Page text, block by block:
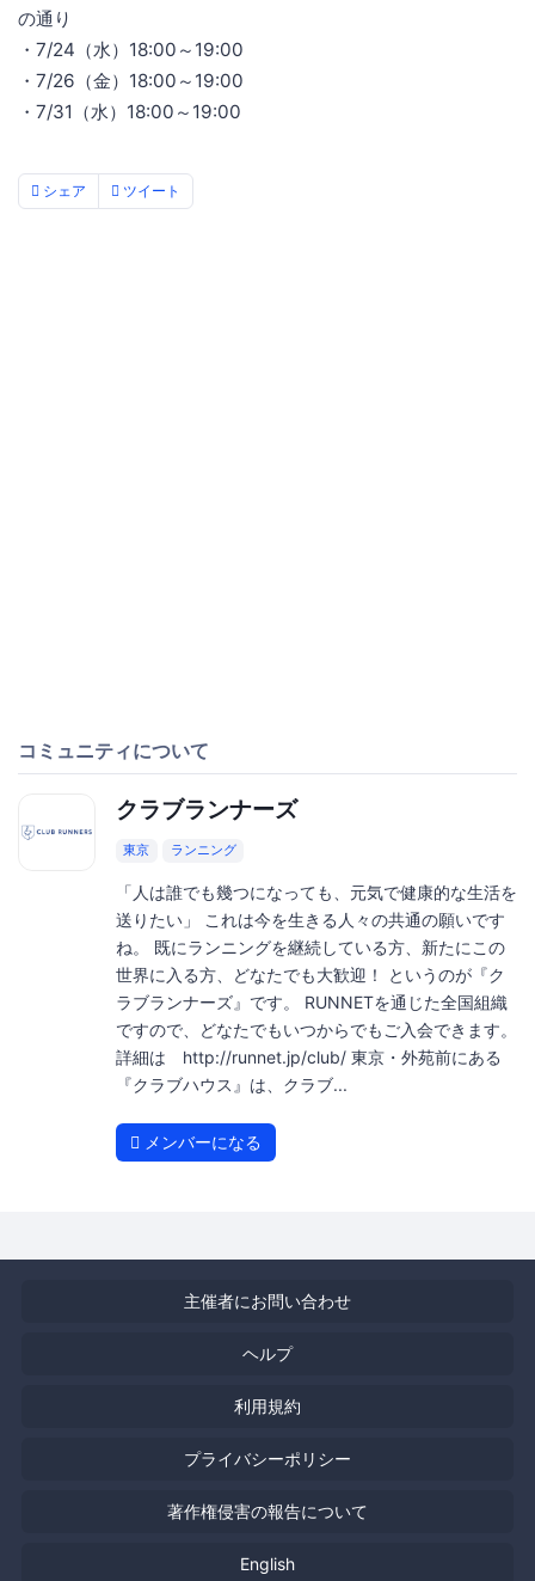
の通り
・7/24（水）18:00～19:00
・7/26（金）18:00～19:00
・7/31（水）18:00～19:00
シェア ツイート
コミュニティについて
クラブランナーズ
東京 ランニング
「人は誰でも幾つになっても、元気で健康的な生活を
送りたい」 これは今を生きる人々の共通の願いです
ね。 既にランニングを継続している方、新たにこの
世界に入る方、どなたでも大歓迎！ というのが『ク
ラブランナーズ』です。 RUNNETを通じた全国組織
ですので、どなたでもいつからでもご入会できます。
詳細は http://runnet.jp/club/ 東京・外苑前にある
『クラブハウス』は、クラブ...
メンバーになる
主催者にお問い合わせ
ヘルプ
利用規約
プライバシーポリシー
著作権侵害の報告について
English